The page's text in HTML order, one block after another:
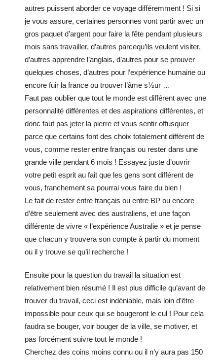
autres puissent aborder ce voyage différemment ! Si si
je vous assure, certaines personnes vont partir avec un
gros paquet d’argent pour faire la fête pendant plusieurs
mois sans travailler, d’autres parcequ’ils veulent visiter,
d’autres apprendre l’anglais, d’autres pour se prouver
quelques choses, d’autres pour l’expérience humaine ou
encore fuir la france ou trouver l’âme s½ur …
Faut pas oublier que tout le monde est différent avec une
personnalité différentes et des aspirations différentes, et
donc faut pas jeter la pierre et vous sentir offusquer
parce que certains font des choix totalement différent de
vous, comme rester entre français ou rester dans une
grande ville pendant 6 mois ! Essayez juste d’ouvrir
votre petit esprit au fait que les gens sont différent de
vous, franchement sa pourrai vous faire du bien !
Le fait de rester entre français ou entre BP ou encore
d’être seulement avec des australiens, et une façon
différente de vivre « l’expérience Australie » et je pense
que chacun y trouvera son compte à partir du moment
ou il y trouve se qu’il recherche !
Ensuite pour la question du travail la situation est
relativement bien résumé ! Il est plus difficile qu’avant de
trouver du travail, ceci est indéniable, mais loin d’être
impossible pour ceux qui se bougeront le cul ! Pour cela
faudra se bouger, voir bouger de la ville, se motiver, et
pas forcément suivre tout le monde !
Cherchez des coins moins connu ou il n’y aura pas 150